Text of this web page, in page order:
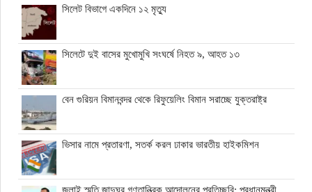
সিলেট বিভাগে একদিনে ১২ মৃত্যু
সিলেটে দুই বাসের মুখোমুখি সংঘর্ষে নিহত ৯, আহত ১৩
বেন গুরিয়ন বিমানবন্দর থেকে রিফুয়েলিং বিমান সরাচ্ছে যুক্তরাষ্ট্র
ভিসার নামে প্রতারণা, সতর্ক করল ঢাকার ভারতীয় হাইকমিশন
জুলাই স্মৃতি জাদুঘর গণতান্ত্রিক আন্দোলনের প্রতিচ্ছবি: প্রধানমন্ত্রী